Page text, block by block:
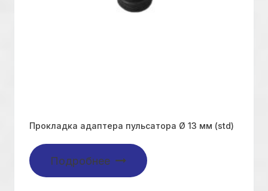
Прокладка адаптера пульсатора Ø 13 мм (std)
Подробнее